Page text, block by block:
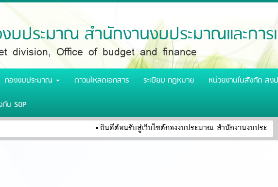
บประมาณ สำนักงานงบประมาณและการ
division, Office of budget and finance
กองงบประมาณ ดาวน์โหลดเอกสาร ระเบียบ กฎหมาย หน่วยงานในสังกัด สง
บ SOP
ยินดีต้อนรับสู่เว็บไซต์กองงบประมาณ สำนักงานงบประมาณและ